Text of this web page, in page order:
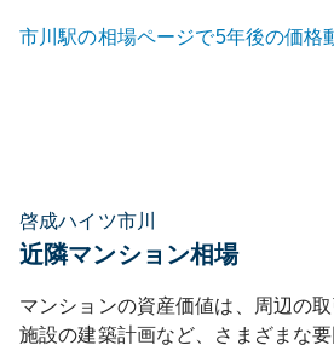
市川駅の相場ページで5年後の価格
啓成ハイツ市川
近隣マンション相場
マンションの資産価値は、周辺の
施設の建築計画など、さまざまな要